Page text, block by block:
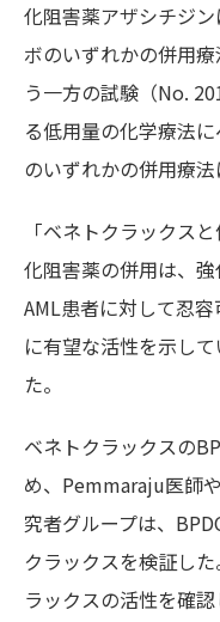
化阻害薬アザシチジ
ボのいずれかの併用
う一方の試験（No.
る低用量の化学療法
のいずれかの併用療法
「ベネトクラックス
化阻害薬の併用は、
AML患者に対して忍
に有望な活性を示し
た。
ベネトクラックスの
め、Pemmaraju医師
究者グループは、
クラックスを検証し
ラックスの活性を確